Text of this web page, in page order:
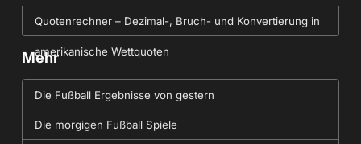
Quotenrechner – Dezimal-, Bruch- und Konvertierung in
amerikanische Wettquoten
Mehr
Die Fußball Ergebnisse von gestern
Die morgigen Fußball Spiele